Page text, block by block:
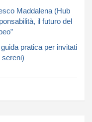
Maddalena (Hub
il futuro del
pratica per invitati
sereni)